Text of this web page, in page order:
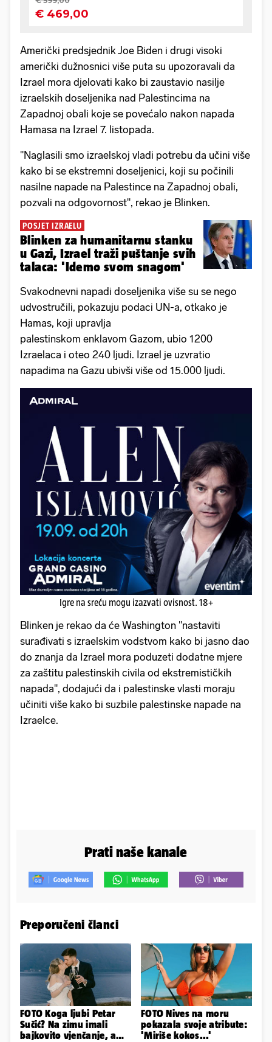
Američki predsjednik Joe Biden i drugi visoki
američki dužnosnici više puta su upozoravali da
Izrael mora djelovati kako bi zaustavio nasilje
izraelskih doseljenika nad Palestincima na
Zapadnoj obali koje se povećalo nakon napada
Hamasa na Izrael 7. listopada.
"Naglasili smo izraelskoj vladi potrebu da učini više
kako bi se ekstremni doseljenici, koji su počinili
nasilne napade na Palestince na Zapadnoj obali,
pozvali na odgovornost", rekao je Blinken.
POSJET IZRAELU
Blinken za humanitarnu stanku
u Gazi, Izrael traži puštanje svih
talaca: 'Idemo svom snagom'
Svakodnevni napadi doseljenika više su se nego
udvostručili, pokazuju podaci UN-a, otkako je
Hamas, koji upravlja
palestinskom enklavom Gazom, ubio 1200
Izraelaca i oteo 240 ljudi. Izrael je uzvratio
napadima na Gazu ubivši više od 15.000 ljudi.
Igre na sreću mogu izazvati ovisnost. 18+
Blinken je rekao da će Washington "nastaviti
surađivati ​​s izraelskim vodstvom kako bi jasno dao
do znanja da Izrael mora poduzeti dodatne mjere
za zaštitu palestinskih civila od ekstremističkih
napada", dodajući da i palestinske vlasti moraju
učiniti više kako bi suzbile palestinske napade na
Izraelce.
Prati naše kanale
Preporučeni članci
FOTO Koga ljubi Petar
Sučić? Na zimu imali
bajkovito vjenčanje, a
FOTO Nives na moru
pokazala svoje atribute:
'Miriše kokos...'